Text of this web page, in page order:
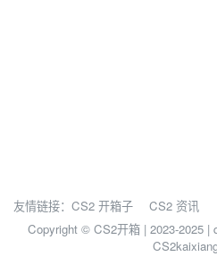
友情链接： CS2 开箱子
CS2 资讯
Copyright © CS2开箱 | 2023-2025 |